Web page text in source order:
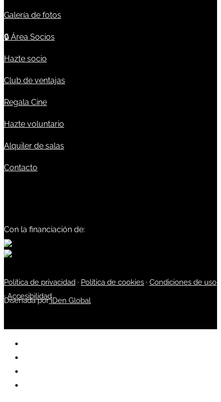
Galería de fotos
🔒 Área Socios
Hazte socio
Club de ventajas
Regala Cine
Hazte voluntario
Alquiler de salas
Contacto
Con la financiación de:
Política de privacidad · Política de cookies · Condiciones de uso
·Accesibilidad
Diseñada poriDen Global